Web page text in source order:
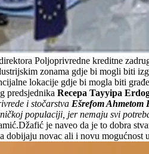
Poljoprivredne kreditne
zonama gdje bi mogli biti
lokacije gdje bi mogla biti
predsjednika Recepa Tayyipa
i stočarstva Ešrefom Ahmetom
populaciji, jer nemaju svi
je naveo da je to dobra
novac ali i novu